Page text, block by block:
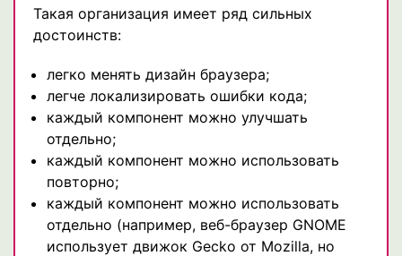
Такая организация имеет ряд сильных
достоинств:
легко менять дизайн браузера;
легче локализировать ошибки кода;
каждый компонент можно улучшать
отдельно;
каждый компонент можно использовать
повторно;
каждый компонент можно использовать
отдельно (например, веб-браузер GNOME
использует движок Gecko от Mozilla, но